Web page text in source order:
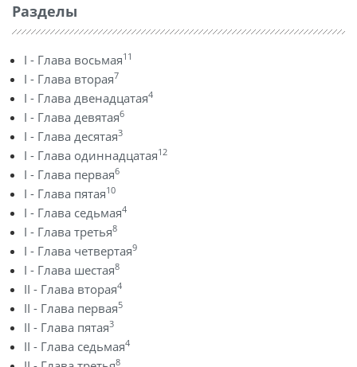
Разделы
I - Глава восьмая11
I - Глава вторая7
I - Глава двенадцатая4
I - Глава девятая6
I - Глава десятая3
I - Глава одиннадцатая12
I - Глава первая6
I - Глава пятая10
I - Глава седьмая4
I - Глава третья8
I - Глава четвертая9
I - Глава шестая8
II - Глава вторая4
II - Глава первая5
II - Глава пятая3
II - Глава седьмая4
8